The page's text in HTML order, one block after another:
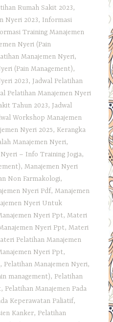
Rumah Sakit 2023,
Nyeri 2023, Informasi
Training Manajemen
Nyeri (Pain
Manajemen Nyeri,
(Pain Management),
2023, Jadwal Pelatihan
Pelatihan Manajemen Nyeri
Tahun 2023, Jadwal
Workshop Manajemen
Nyeri 2025, Kerangka
Manajemen Nyeri,
– Info Training Jogja,
,Manajemen Nyeri
Non Farmakologi,
Nyeri Pdf,Manajemen
Nyeri Untuk
Nyeri Ppt,Materi
Nyeri Ppt,Materi
Pelatihan Manajemen
Nyeri Ppt,
, Pelatihan Manajemen Nyeri,
management), Pelatihan
, Pelatihan Manajemen Pada
Keperawatan Paliatif,
Kanker, Pelatihan